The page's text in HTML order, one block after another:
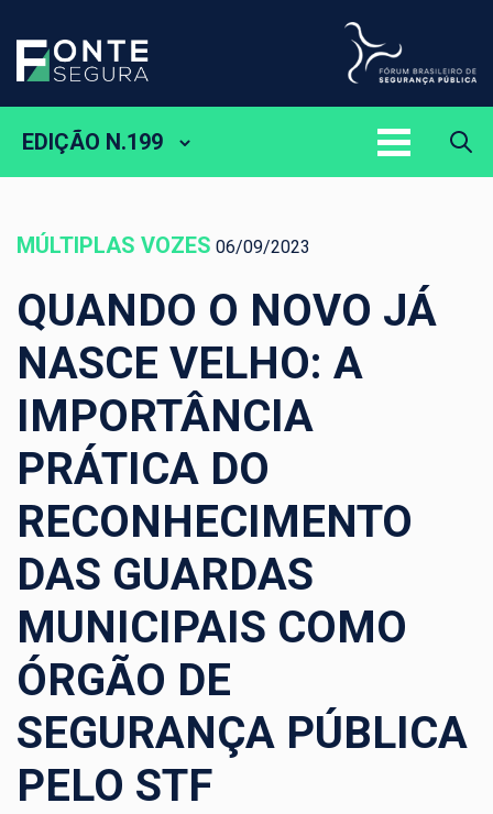
EDIÇÃO N.199
MÚLTIPLAS VOZES 06/09/2023
QUANDO O NOVO JÁ
NASCE VELHO: A
IMPORTÂNCIA
PRÁTICA DO
RECONHECIMENTO
DAS GUARDAS
MUNICIPAIS COMO
ÓRGÃO DE
SEGURANÇA PÚBLICA
PELO STF